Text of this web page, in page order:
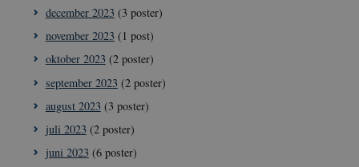
december 2023 (3 poster)
november 2023 (1 post)
oktober 2023 (2 poster)
september 2023 (2 poster)
august 2023 (3 poster)
juli 2023 (2 poster)
juni 2023 (6 poster)